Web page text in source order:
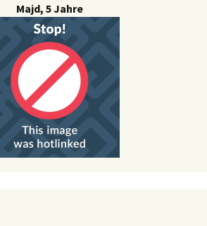
Majd, 5 Jahre